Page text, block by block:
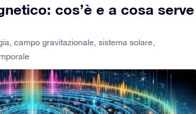
cos’è e a cosa serve
campo gravitazionale sistema solare